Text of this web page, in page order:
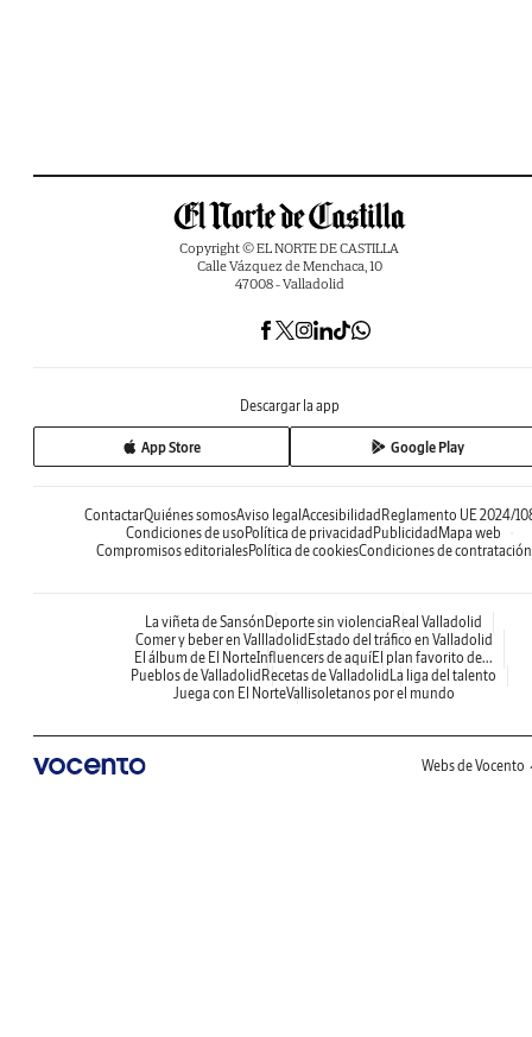
Copyright © EL NORTE DE CASTILLA
Calle Vázquez de Menchaca, 10
47008 - Valladolid
Descargar la app
App Store Google Play
ContactarQuiénes somosAviso legal Accesibilidad Reglamento UE 2024/
Condiciones de uso Política de privacidad Publicidad Mapa web
Compromisos editorialesPolítica de cookiesCondiciones de contratación
La viñeta de Sansón Deporte sin violencia Real Valladolid
Comer y beber en Vallladolid Estado del tráfico en Valladolid
El álbum de El NorteInfluencers de aquíEl plan favorito de...
Pueblos de Valladolid Recetas de Valladolid La liga del talento
Juega con El NorteVallisoletanos por el mundo
Webs de Vocento